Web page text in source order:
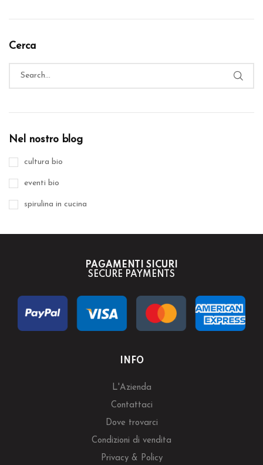
Cerca
Nel nostro blog
cultura bio
eventi bio
spirulina in cucina
PAGAMENTI SICURI
SECURE PAYMENTS
INFO
L'Azienda
Contattaci
Dove trovarci
Condizioni di vendita
Privacy & Policy